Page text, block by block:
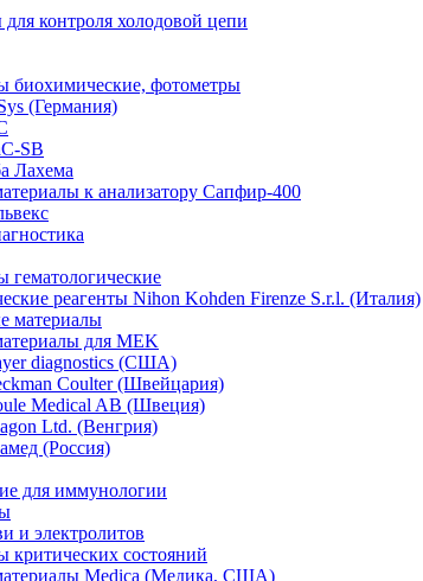
контроля холодовой цепи
биохимические, фотометры
(Германия)
SB
Лахема
к анализатору Сапфир-400
гематологические
реагенты Nihon Kohden Firenze S.r.l. (Италия)
материалы
для MEK
diagnostics (США)
Coulter (Швейцария)
Medical AB (Швеция)
Ltd. (Венгрия)
(Россия)
для иммунологии
и электролитов
критических состояний
Medica (Медика, США)